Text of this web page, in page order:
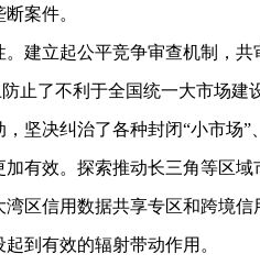
案件。
建立起公平竞争审查机制，
止了不利于全国统一大市场建
坚决纠治了各种封闭“小市场”
有效。探索推动长三角等区
区信用数据共享专区和跨境
到有效的辐射带动作用。